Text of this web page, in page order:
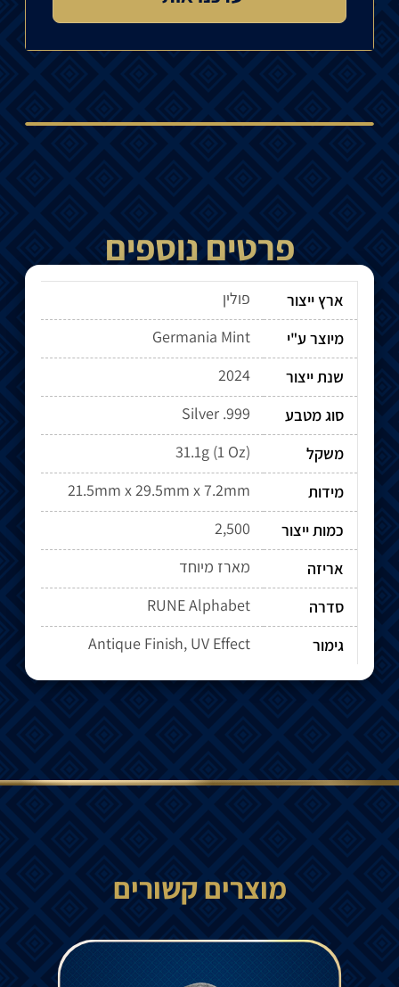
פרטים נוספים
ארץ ייצור
פולין
מיוצר ע"י
Germania Mint
שנת ייצור
2024
סוג מטבע
Silver .999
משקל
31.1g (1 Oz)
מידות
21.5mm x 29.5mm x 7.2mm
כמות ייצור
2,500
אריזה
מארז מיוחד
סדרה
RUNE Alphabet
גימור
Antique Finish, UV Effect
מוצרים קשורים